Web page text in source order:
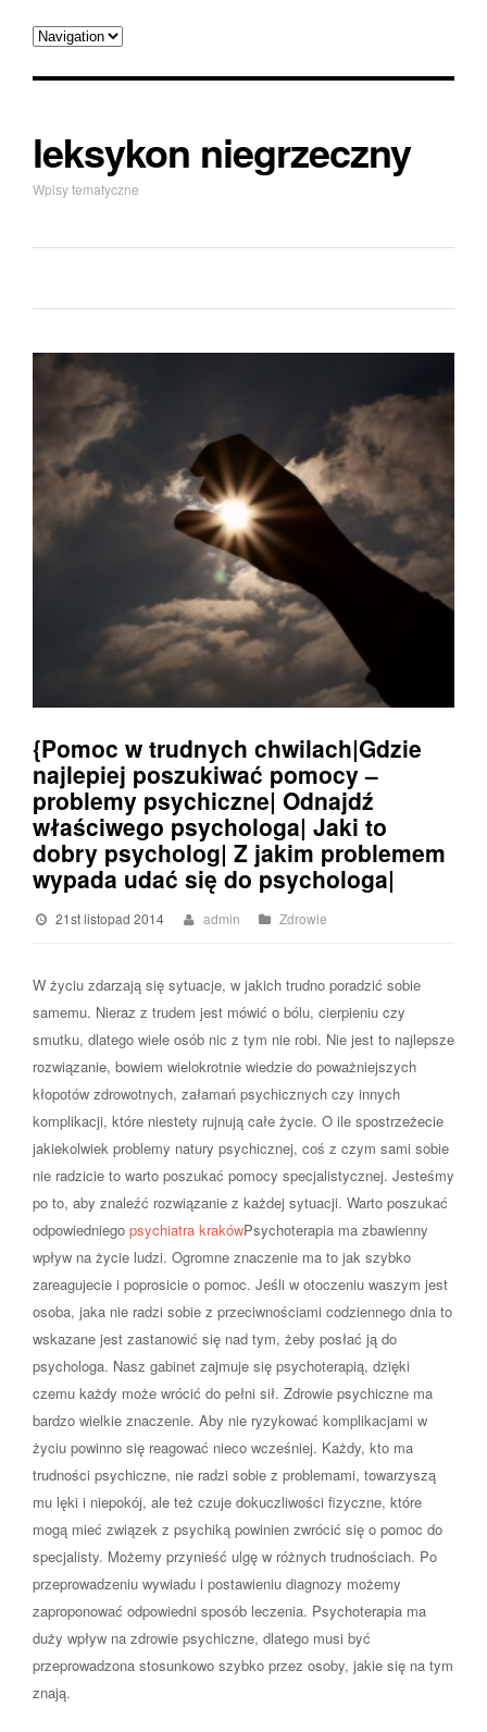
leksykon niegrzeczny
Wpisy tematyczne
{Pomoc w trudnych chwilach|Gdzie
najlepiej poszukiwać pomocy –
problemy psychiczne| Odnajdź
właściwego psychologa| Jaki to
dobry psycholog| Z jakim problemem
wypada udać się do psychologa|
21st listopad 2014 admin Zdrowie
W życiu zdarzają się sytuacje, w jakich trudno poradzić sobie
samemu. Nieraz z trudem jest mówić o bólu, cierpieniu czy
smutku, dlatego wiele osób nic z tym nie robi. Nie jest to najlepsze
rozwiązanie, bowiem wielokrotnie wiedzie do poważniejszych
kłopotów zdrowotnych, załamań psychicznych czy innych
komplikacji, które niestety rujnują całe życie. O ile spostrzeżecie
jakiekolwiek problemy natury psychicznej, coś z czym sami sobie
nie radzicie to warto poszukać pomocy specjalistycznej. Jesteśmy
po to, aby znaleźć rozwiązanie z każdej sytuacji. Warto poszukać
odpowiedniego psychiatra krakówPsychoterapia ma zbawienny
wpływ na życie ludzi. Ogromne znaczenie ma to jak szybko
zareagujecie i poprosicie o pomoc. Jeśli w otoczeniu waszym jest
osoba, jaka nie radzi sobie z przeciwnościami codziennego dnia to
wskazane jest zastanowić się nad tym, żeby posłać ją do
psychologa. Nasz gabinet zajmuje się psychoterapią, dzięki
czemu każdy może wrócić do pełni sił. Zdrowie psychiczne ma
bardzo wielkie znaczenie. Aby nie ryzykować komplikacjami w
życiu powinno się reagować nieco wcześniej. Każdy, kto ma
trudności psychiczne, nie radzi sobie z problemami, towarzyszą
mu lęki i niepokój, ale też czuje dokuczliwości fizyczne, które
mogą mieć związek z psychiką powinien zwrócić się o pomoc do
specjalisty. Możemy przynieść ulgę w różnych trudnościach. Po
przeprowadzeniu wywiadu i postawieniu diagnozy możemy
zaproponować odpowiedni sposób leczenia. Psychoterapia ma
duży wpływ na zdrowie psychiczne, dlatego musi być
przeprowadzona stosunkowo szybko przez osoby, jakie się na tym
znają.